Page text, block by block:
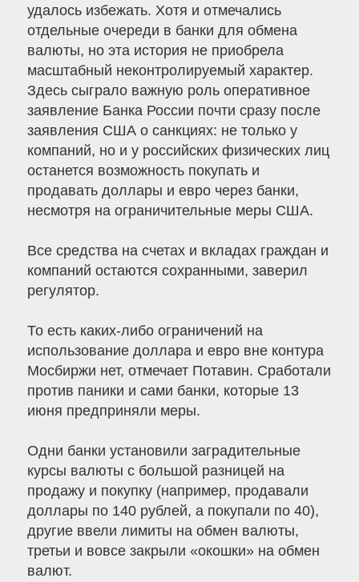
удалось избежать. Хотя и отмечались
отдельные очереди в банки для обмена
валюты, но эта история не приобрела
масштабный неконтролируемый характер.
Здесь сыграло важную роль оперативное
заявление Банка России почти сразу после
заявления США о санкциях: не только у
компаний, но и у российских физических лиц
останется возможность покупать и
продавать доллары и евро через банки,
несмотря на ограничительные меры США.
Все средства на счетах и вкладах граждан и
компаний остаются сохранными, заверил
регулятор.
То есть каких-либо ограничений на
использование доллара и евро вне контура
Мосбиржи нет, отмечает Потавин. Сработали
против паники и сами банки, которые 13
июня предприняли меры.
Одни банки установили заградительные
курсы валюты с большой разницей на
продажу и покупку (например, продавали
доллары по 140 рублей, а покупали по 40),
другие ввели лимиты на обмен валюты,
третьи и вовсе закрыли «окошки» на обмен
валют.